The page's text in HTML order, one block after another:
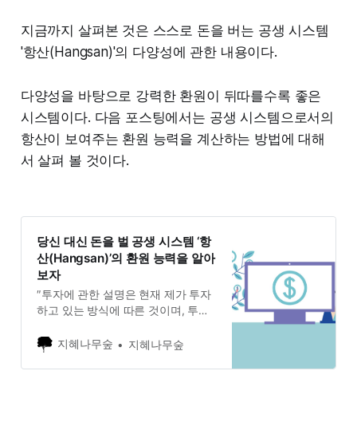
지금까지 살펴본 것은 스스로 돈을 버는 공생 시스템
'항산(Hangsan)'의 다양성에 관한 내용이다.
다양성을 바탕으로 강력한 환원이 뒤따를수록 좋은
시스템이다. 다음 포스팅에서는 공생 시스템으로서의
항산이 보여주는 환원 능력을 계산하는 방법에 대해
서 살펴 볼 것이다.
당신 대신 돈을 벌 공생 시스템 ‘항
산(Hangsan)’의 환원 능력을 알아
보자
″투자에 관한 설명은 현재 제가 투자
하고 있는 방식에 따른 것이며, 투자
게 있음을 밝힙니다.” ‘항산
지혜나무숲 지혜나무숲